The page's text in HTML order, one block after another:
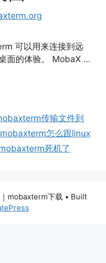
可以用来连接到远
面的体验。 MobaX …
传输文件到
mobaxterm怎么跟linux
死机了
mobaxterm下载 • Built